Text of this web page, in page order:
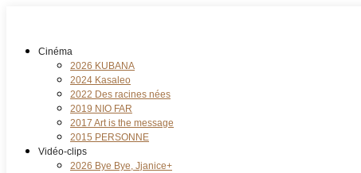
Cinéma
2026 KUBANA
2024 Kasaleo
2022 Des racines nées
2019 NIO FAR
2017 Art is the message
2015 PERSONNE
Vidéo-clips
2026 Bye Bye, Jjanice+